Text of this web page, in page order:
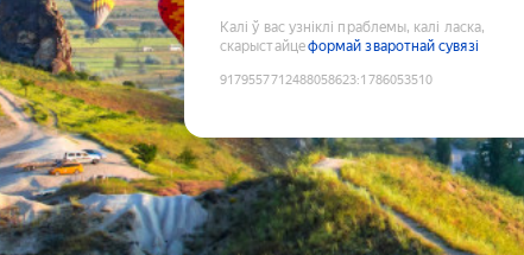
Калі ў вас узніклі праблемы, калі ласка,
скарыстайцеформай зваротнай сувязі
9179557712488058623:1786053510